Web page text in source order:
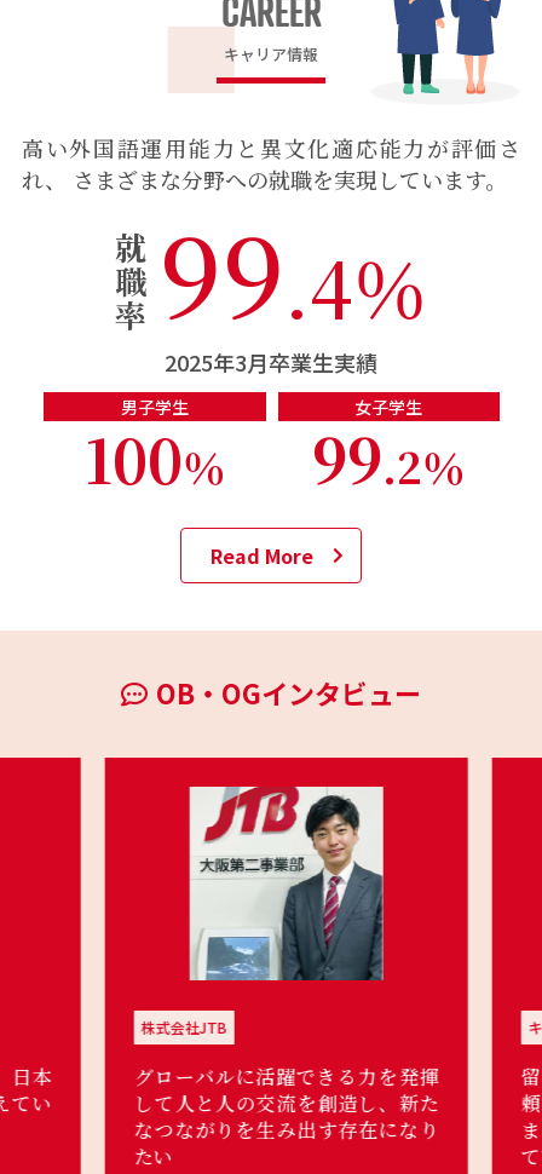
CAREER
キャリア情報
高い外国語運用能力と異文化適応能力が評価さ
れ、 さまざまな分野への就職を実現しています。
就
職
率 99.4％
2025年3月卒業生実績
男子学生 女子学生
100％ 99.2％
Read More
OB・OGインタビュー
本
い
株式会社JTB
グローバルに活躍できる力を発揮
して人と人の交流を創造し、新た
なつながりを生み出す存在になり
たい
キ
て